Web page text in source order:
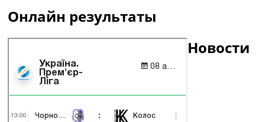
Онлайн результаты
Новости